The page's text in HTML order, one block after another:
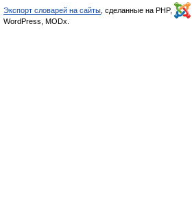
Экспорт словарей на сайты , сделанные на PHP,
WordPress, MODx.